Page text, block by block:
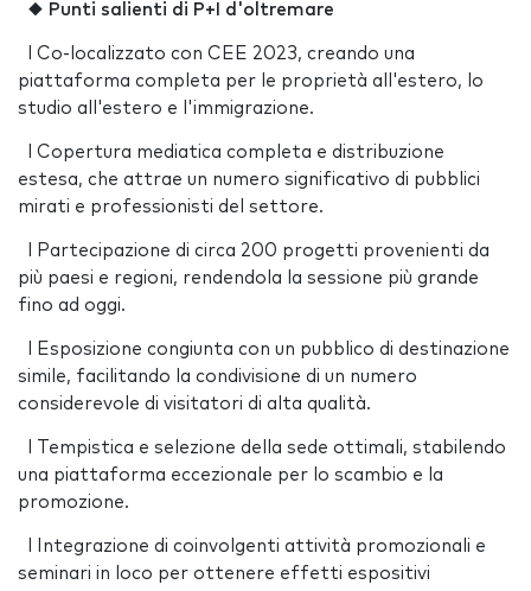
◆ Punti salienti di P+I d'oltremare
l Co-localizzato con CEE 2023, creando una
piattaforma completa per le proprietà all'estero, lo
studio all'estero e l'immigrazione.
l Copertura mediatica completa e distribuzione
estesa, che attrae un numero significativo di pubblici
mirati e professionisti del settore.
l Partecipazione di circa 200 progetti provenienti da
più paesi e regioni, rendendola la sessione più grande
fino ad oggi.
l Esposizione congiunta con un pubblico di destinazione
simile, facilitando la condivisione di un numero
considerevole di visitatori di alta qualità.
l Tempistica e selezione della sede ottimali, stabilendo
una piattaforma eccezionale per lo scambio e la
promozione.
l Integrazione di coinvolgenti attività promozionali e
seminari in loco per ottenere effetti espositivi